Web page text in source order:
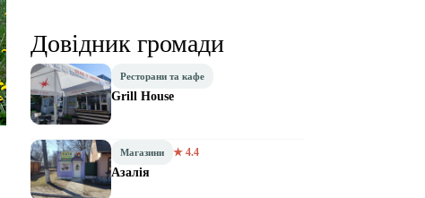
Довідник громади
Ресторани та кафе
Grill House
Магазини ★ 4.4
Азалія